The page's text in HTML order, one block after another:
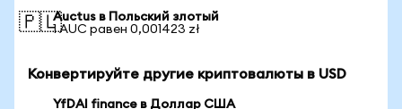
🇵🇱Auctus в Польский злотый
1 AUC равен 0,001423 zł
Конвертируйте другие криптовалюты в USD
YfDAI finance в Доллар США